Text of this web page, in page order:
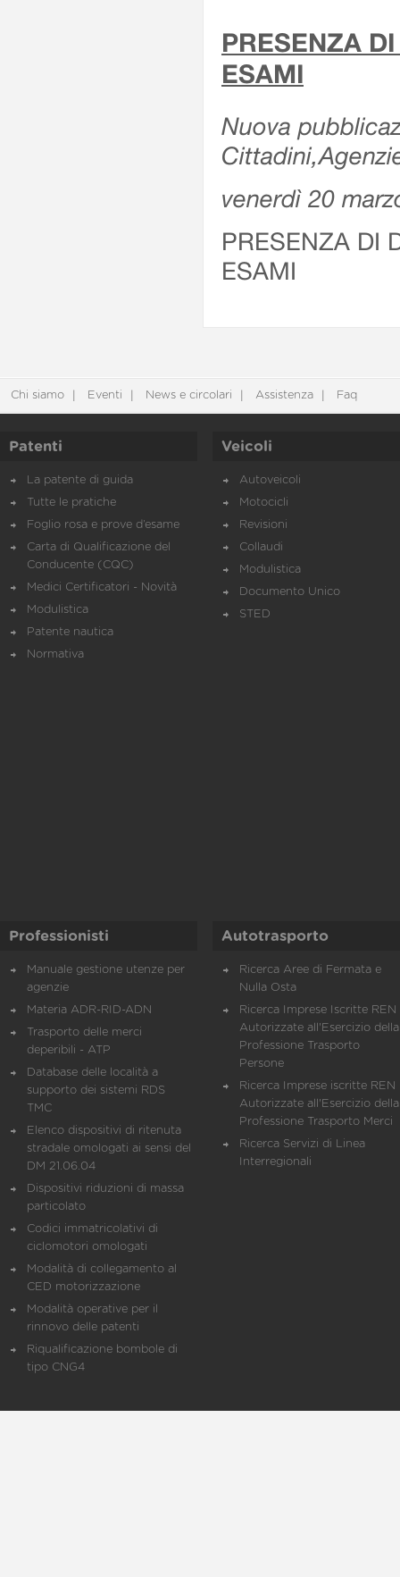
PRESENZA
ESAMI
Nuova
venerdì 20
PRESENZA DI
ESAMI
Chi siamo Eventi News e circolari Assistenza Faq
Patenti
La patente di guida
Tutte le pratiche
Foglio rosa e prove d’esame
Carta di Qualificazione del
Conducente (CQC)
Medici Certificatori - Novità
Modulistica
Patente nautica
Normativa
Veicoli
Autoveicoli
Motocicli
Revisioni
Collaudi
Modulistica
Documento Unico
STED
Professionisti
Manuale gestione utenze per
agenzie
Materia ADR-RID-ADN
Trasporto delle merci
deperibili - ATP
Database delle località a
supporto dei sistemi RDS
TMC
Elenco dispositivi di ritenuta
stradale omologati ai sensi del
DM 21.06.04
Dispositivi riduzioni di massa
particolato
Codici immatricolativi di
ciclomotori omologati
Modalità di collegamento al
CED motorizzazione
Modalità operative per il
rinnovo delle patenti
Riqualificazione bombole di
tipo CNG4
Autotrasporto
Ricerca Aree di Fermata e
Nulla Osta
Ricerca Imprese Iscritte REN
Autorizzate all'Esercizio della
Professione Trasporto
Persone
Ricerca Imprese iscritte REN
Autorizzate all'Esercizio della
Professione Trasporto Merci
Ricerca Servizi di Linea
Interregionali